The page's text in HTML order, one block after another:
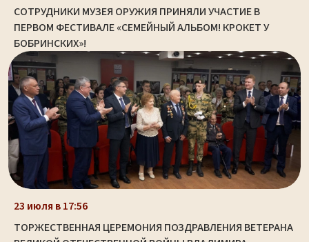
СОТРУДНИКИ МУЗЕЯ ОРУЖИЯ ПРИНЯЛИ УЧАСТИЕ В
ПЕРВОМ ФЕСТИВАЛЕ «СЕМЕЙНЫЙ АЛЬБОМ! КРОКЕТ У
БОБРИНСКИХ»!
23 июля в 17:56
ТОРЖЕСТВЕННАЯ ЦЕРЕМОНИЯ ПОЗДРАВЛЕНИЯ ВЕТЕРАНА